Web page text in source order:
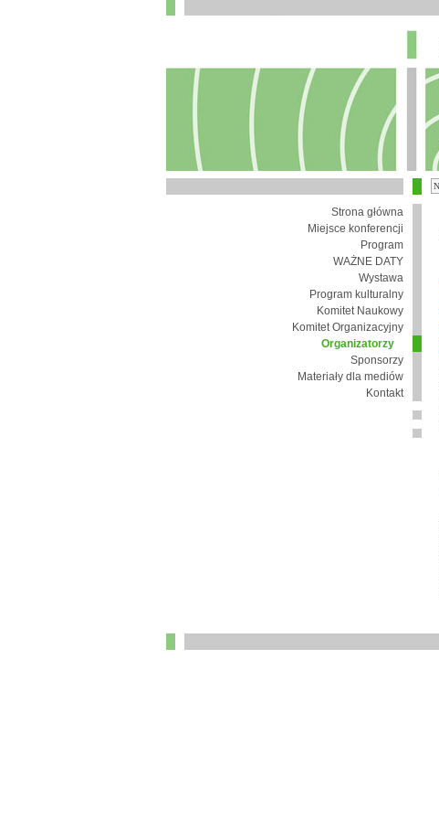
Strona główna
Miejsce konferencji
Program
WAŻNE DATY
Wystawa
Program kulturalny
Komitet Naukowy
Komitet Organizacyjny
Organizatorzy
Sponsorzy
Materiały dla mediów
Kontakt